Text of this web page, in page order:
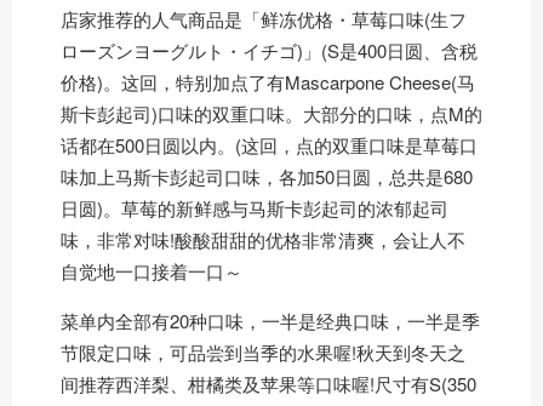
店家推荐的人气商品是「鲜冻优格・草莓口味(生フ
ローズンヨーグルト・イチゴ)」(S是400日圆、含税
价格)。这回，特别加点了有Mascarpone Cheese(马
斯卡彭起司)口味的双重口味。大部分的口味，点M的
话都在500日圆以内。(这回，点的双重口味是草莓口
味加上马斯卡彭起司口味，各加50日圆，总共是680
日圆)。草莓的新鲜感与马斯卡彭起司的浓郁起司
味，非常对味!酸酸甜甜的优格非常清爽，会让人不
自觉地一口接着一口～
菜单内全部有20种口味，一半是经典口味，一半是季
节限定口味，可品尝到当季的水果喔!秋天到冬天之
间推荐西洋梨、柑橘类及苹果等口味喔!尺寸有S(350